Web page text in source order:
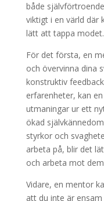
både
viktigt i en värld där
lätt att tappa modet.
För det första, en
och övervinna dina
konstruktiv
erfarenheter, kan
utmaningar ur ett
ökad
styrkor och
arbeta på, blir det
och arbeta mot
Vidare, en mentor
att du inte är